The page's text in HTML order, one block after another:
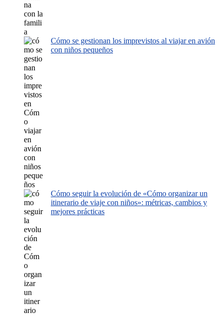
Cómo se gestionan los imprevistos al viajar en avión
con niños pequeños
Cómo seguir la evolución de «Cómo organizar un
itinerario de viaje con niños»: métricas, cambios y
mejores prácticas